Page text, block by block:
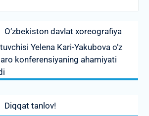
Previous
post:
O‘zbekiston davlat xoreografiya
Yelena Kari-Yakubova o‘z
konferensiyaning ahamiyati
Next
post:
Diqqat tanlov!